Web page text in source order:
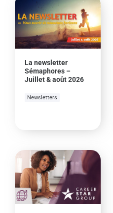
La newsletter
Sémaphores –
Juillet & août 2026
Newsletters